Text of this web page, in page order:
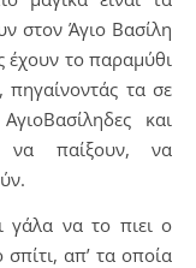
στον Άγιο Βασίλη
έχουν το παραμύθι
πηγαίνοντάς τα σε
και
παίξουν, να
γάλα να το πιει ο
απ’ τα οποία